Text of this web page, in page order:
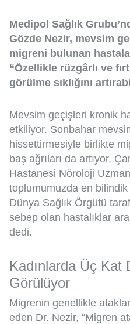
Medipol Sağlık
Gözde Nezir, mevsim
migreni bulunan
“Özellikle rüzgârlı ve
görülme sıklığını
Mevsim geçişleri kronik
etkiliyor. Sonbahar
hissettirmesiyle birlikte
baş ağrıları da artıyor.
Hastanesi Nöroloji
toplumumuzda en bilindik
Dünya Sağlık Örgütü
sebep olan hastalıklar
dedi.
Kadınlarda Üç Kat
Görülüyor
Migrenin genellikle
eden Dr. Nezir, “Migren